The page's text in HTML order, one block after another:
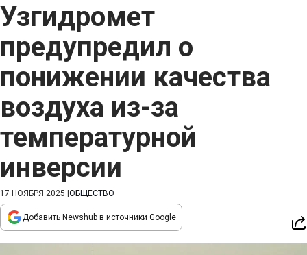
Узгидромет
предупредил о
понижении качества
воздуха из-за
температурной
инверсии
17 НОЯБРЯ 2025 ОБЩЕСТВО
Добавить Newshub в источники Google